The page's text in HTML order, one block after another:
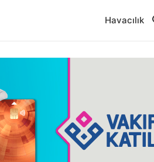
Havacılık